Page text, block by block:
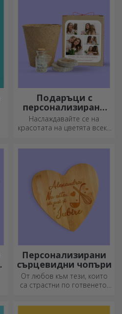
Подаръци с
персонализирани
комплекти за
засаждане
Наслаждавайте се на
красотата на цветята всеки
Персонализирани
сърцевидни чопъри
От любов към тези, които
са страстни по готвенето,